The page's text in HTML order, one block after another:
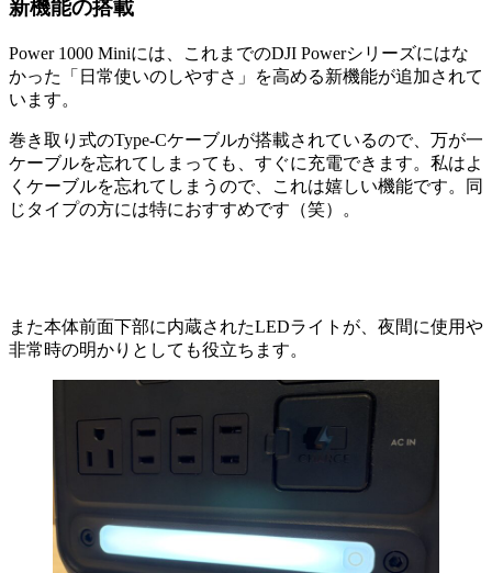
新機能の搭載
Power 1000 Miniには、これまでのDJI Powerシリーズにはな
かった「日常使いのしやすさ」を高める新機能が追加されて
います。
巻き取り式のType-Cケーブルが搭載されているので、万が一
ケーブルを忘れてしまっても、すぐに充電できます。私はよ
くケーブルを忘れてしまうので、これは嬉しい機能です。同
じタイプの方には特におすすめです（笑）。
また本体前面下部に内蔵されたLEDライトが、夜間に使用や
非常時の明かりとしても役立ちます。